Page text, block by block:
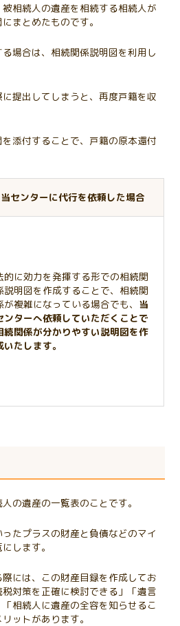
被相続人の遺産を相続する相続人が
まとめたものです。
場合は、相続関係説明図を利用し
提出してしまうと、再度戸籍を収
添付することで、戸籍の原本還付
当センターに代行を依頼した場合
的に効力を発揮する形での相続関
説明図を作成することで、相続関
が複雑になっている場合でも、 当
ンターへ依頼していただくことで
続関係が分かりやすい説明図を作
いたします。
の遺産の一覧表のことです。
たプラスの財産と負債などのマイ
します。
には、この財産目録を作成してお
対策を正確に検討できる」「遺言
相続人に遺産の全容を知らせるこ
ットがあります。